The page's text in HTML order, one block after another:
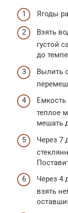
Ягоды
Взять
густой
до
Вылить
Емкость
теплое
мешать
Через 7
Через 4
взять